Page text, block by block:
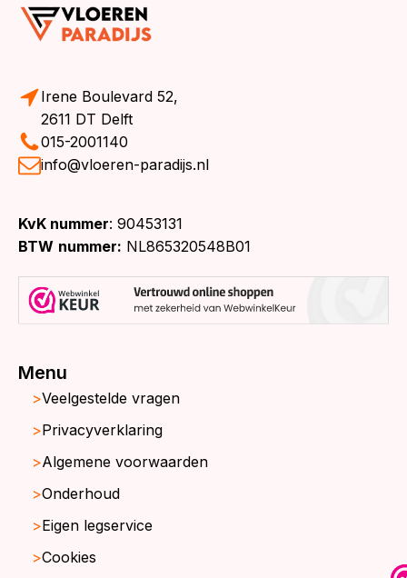
Irene Boulevard 52,
2611 DT Delft
015-2001140
info@vloeren-paradijs.nl
KvK nummer: 90453131
BTW nummer: NL865320548B01
Menu
Veelgestelde vragen
Privacyverklaring
Algemene voorwaarden
Onderhoud
Eigen legservice
Cookies